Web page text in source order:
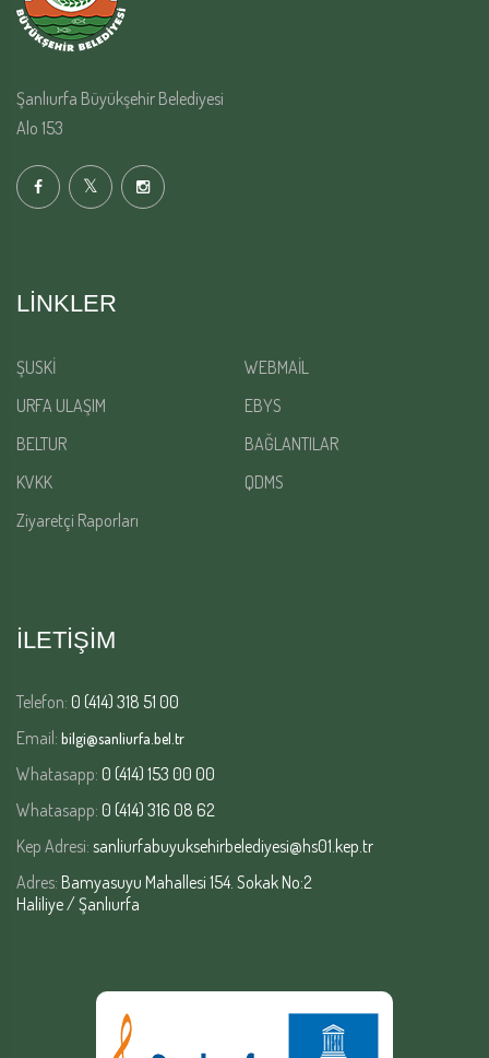
Şanlıurfa Büyükşehir Belediyesi
Alo 153
LINKLER
ŞUSKİ
WEBMAİL
URFA ULAŞIM
EBYS
BELTUR
BAĞLANTILAR
KVKK
QDMS
Ziyaretçi Raporları
İLETİŞİM
Telefon: 0 (414) 318 51 00
Email: bilgi@sanliurfa.bel.tr
Whatasapp: 0 (414) 153 00 00
Whatasapp: 0 (414) 316 08 62
Kep Adresi: sanliurfabuyuksehirbelediyesi@hs01.kep.tr
Adres: Bamyasuyu Mahallesi 154. Sokak No:2
Haliliye / Şanlıurfa